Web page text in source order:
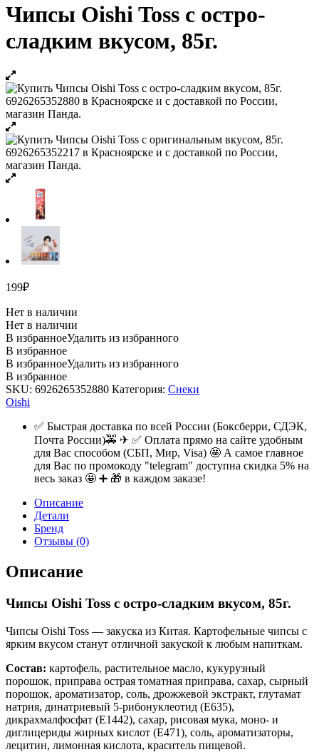
Чипсы Oishi Toss с остро-
сладким вкусом, 85г.
199₽
Нет в наличии
Нет в наличии
В избранноеУдалить из избранного
В избранное
В избранноеУдалить из избранного
В избранное
SKU: 6926265352880 Категория: Снеки
Oishi
✅ Быстрая доставка по всей России (Боксберри, СДЭК,
Почта России)🚕 ✈ ✅ Оплата прямо на сайте удобным
для Вас способом (СБП, Мир, Visa) 🤩 А самое главное
для Вас по промокоду "telegram" доступна скидка 5% на
весь заказ 🤩 ➕ 🎁 в каждом заказе!
Описание
Детали
Бренд
Отзывы (0)
Описание
Чипсы Oishi Toss с остро-сладким вкусом, 85г.
Чипсы Oishi Toss — закуска из Китая. Картофельные чипсы с
ярким вкусом станут отличной закуской к любым напиткам.
Состав: картофель, растительное масло, кукурузный
порошок, приправа острая томатная приправа, сахар, сырный
порошок, ароматизатор, соль, дрожжевой экстракт, глутамат
натрия, динатриевый 5-рибонуклеотид (Е635),
дикрахмалфосфат (Е1442), сахар, рисовая мука, моно- и
диглицериды жирных кислот (Е471), соль, ароматизаторы,
лецитин, лимонная кислота, краситель пищевой.